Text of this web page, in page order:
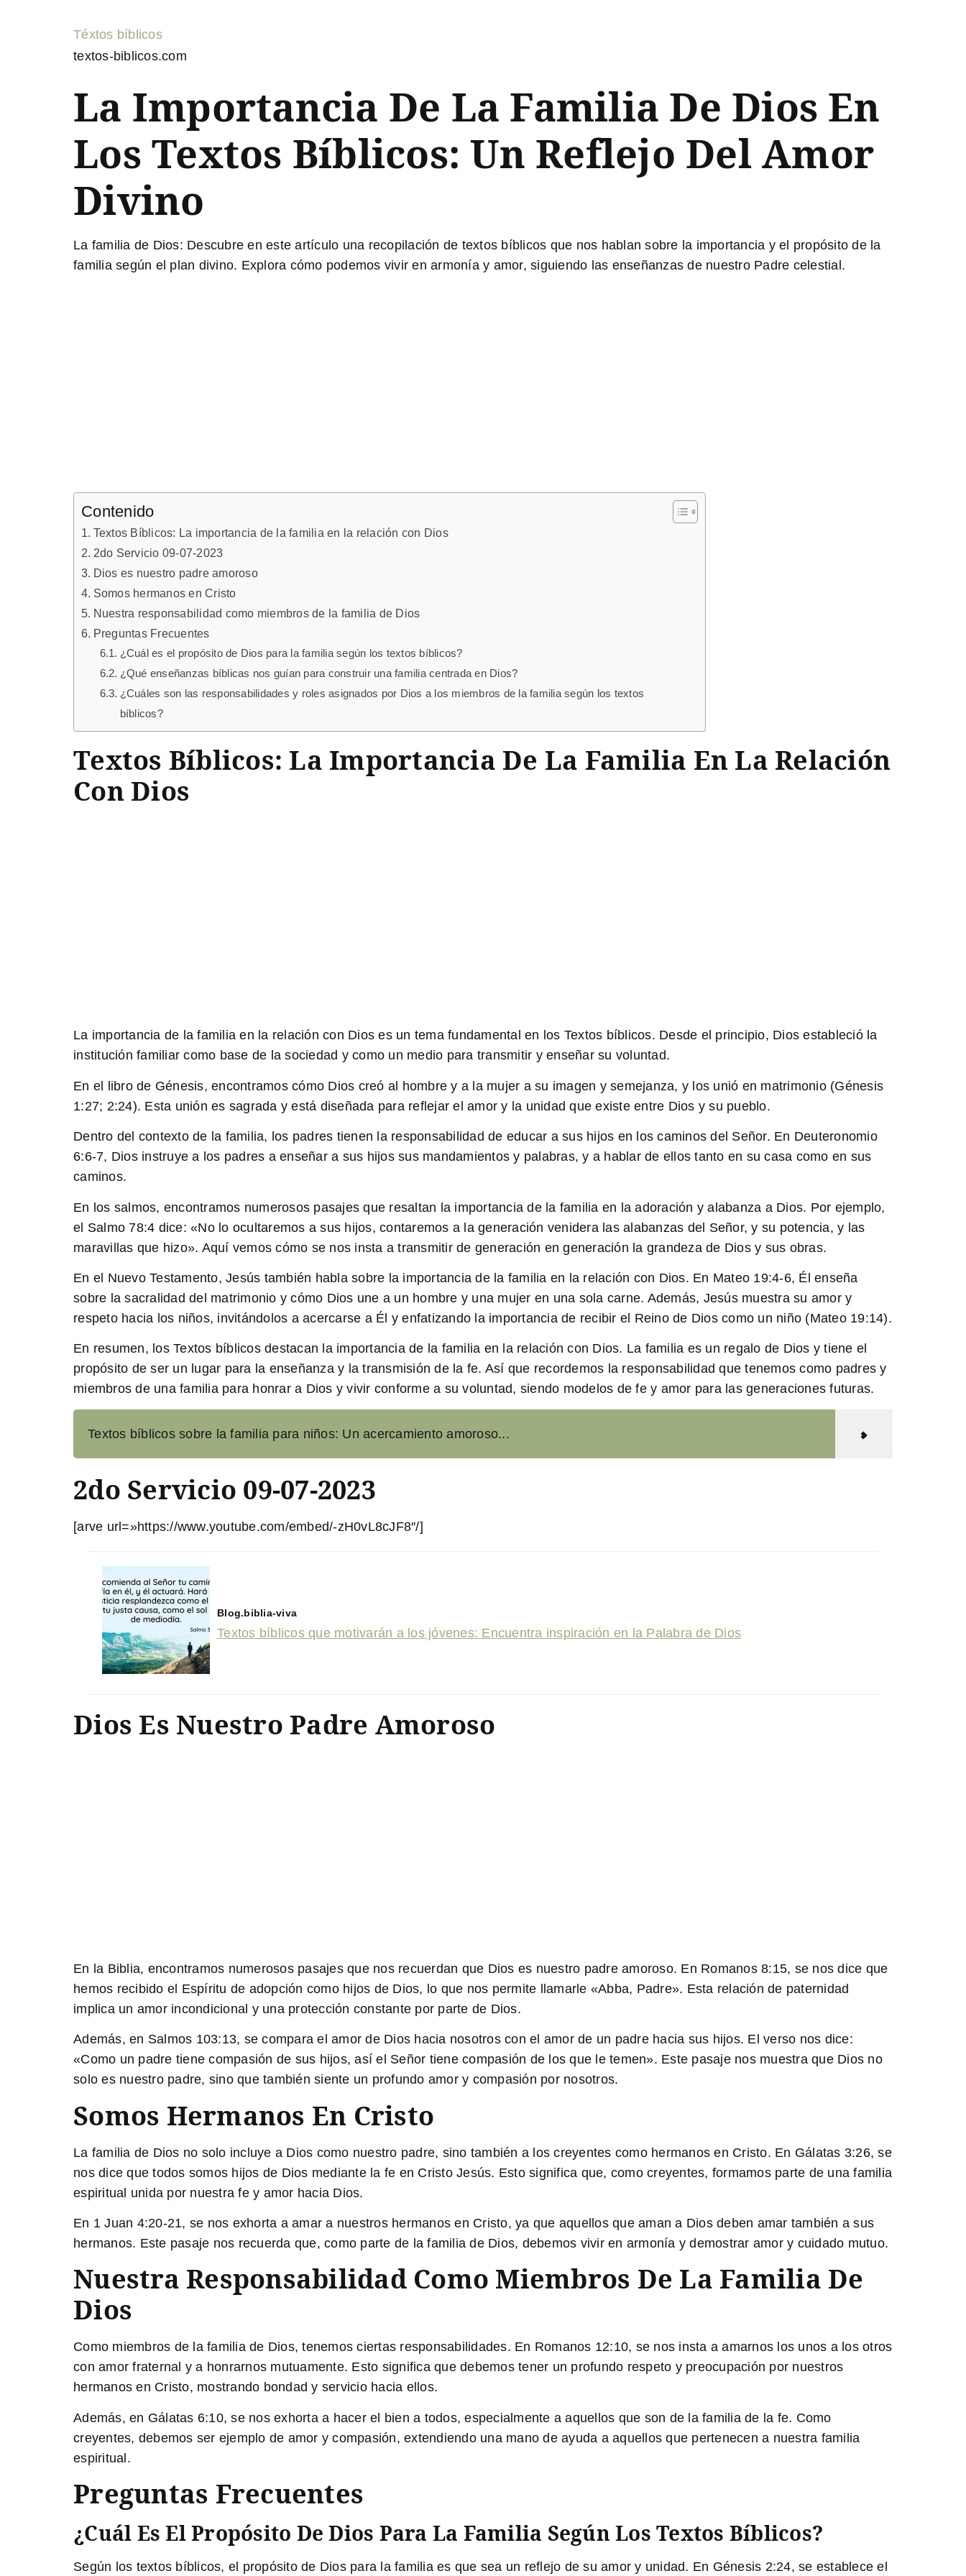
Téxtos bíblicos
textos-biblicos.com
La Importancia De La Familia De Dios En
Los Textos Bíblicos: Un Reflejo Del Amor
Divino
La familia de Dios: Descubre en este artículo una recopilación de textos bíblicos que nos hablan sobre la importancia y el propósito de la
familia según el plan divino. Explora cómo podemos vivir en armonía y amor, siguiendo las enseñanzas de nuestro Padre celestial.
Contenido
Textos Bíblicos: La importancia de la familia en la relación con Dios
2do Servicio 09-07-2023
Dios es nuestro padre amoroso
Somos hermanos en Cristo
Nuestra responsabilidad como miembros de la familia de Dios
Preguntas Frecuentes
¿Cuál es el propósito de Dios para la familia según los textos bíblicos?
¿Qué enseñanzas bíblicas nos guían para construir una familia centrada en Dios?
¿Cuáles son las responsabilidades y roles asignados por Dios a los miembros de la familia según los textos
bíblicos?
Textos Bíblicos: La Importancia De La Familia En La Relación
Con Dios
La importancia de la familia en la relación con Dios es un tema fundamental en los Textos bíblicos. Desde el principio, Dios estableció la
institución familiar como base de la sociedad y como un medio para transmitir y enseñar su voluntad.
En el libro de Génesis, encontramos cómo Dios creó al hombre y a la mujer a su imagen y semejanza, y los unió en matrimonio (Génesis
1:27; 2:24). Esta unión es sagrada y está diseñada para reflejar el amor y la unidad que existe entre Dios y su pueblo.
Dentro del contexto de la familia, los padres tienen la responsabilidad de educar a sus hijos en los caminos del Señor. En Deuteronomio
6:6-7, Dios instruye a los padres a enseñar a sus hijos sus mandamientos y palabras, y a hablar de ellos tanto en su casa como en sus
caminos.
En los salmos, encontramos numerosos pasajes que resaltan la importancia de la familia en la adoración y alabanza a Dios. Por ejemplo,
el Salmo 78:4 dice: «No lo ocultaremos a sus hijos, contaremos a la generación venidera las alabanzas del Señor, y su potencia, y las
maravillas que hizo». Aquí vemos cómo se nos insta a transmitir de generación en generación la grandeza de Dios y sus obras.
En el Nuevo Testamento, Jesús también habla sobre la importancia de la familia en la relación con Dios. En Mateo 19:4-6, Él enseña
sobre la sacralidad del matrimonio y cómo Dios une a un hombre y una mujer en una sola carne. Además, Jesús muestra su amor y
respeto hacia los niños, invitándolos a acercarse a Él y enfatizando la importancia de recibir el Reino de Dios como un niño (Mateo 19:14).
En resumen, los Textos bíblicos destacan la importancia de la familia en la relación con Dios. La familia es un regalo de Dios y tiene el
propósito de ser un lugar para la enseñanza y la transmisión de la fe. Así que recordemos la responsabilidad que tenemos como padres y
miembros de una familia para honrar a Dios y vivir conforme a su voluntad, siendo modelos de fe y amor para las generaciones futuras.
Textos bíblicos sobre la familia para niños: Un acercamiento amoroso...
2do Servicio 09-07-2023
[arve url=»https://www.youtube.com/embed/-zH0vL8cJF8″/]
Blog.biblia-viva
Textos bíblicos que motivarán a los jóvenes: Encuentra inspiración en la Palabra de Dios
Dios Es Nuestro Padre Amoroso
En la Biblia, encontramos numerosos pasajes que nos recuerdan que Dios es nuestro padre amoroso. En Romanos 8:15, se nos dice que
hemos recibido el Espíritu de adopción como hijos de Dios, lo que nos permite llamarle «Abba, Padre». Esta relación de paternidad
implica un amor incondicional y una protección constante por parte de Dios.
Además, en Salmos 103:13, se compara el amor de Dios hacia nosotros con el amor de un padre hacia sus hijos. El verso nos dice:
«Como un padre tiene compasión de sus hijos, así el Señor tiene compasión de los que le temen». Este pasaje nos muestra que Dios no
solo es nuestro padre, sino que también siente un profundo amor y compasión por nosotros.
Somos Hermanos En Cristo
La familia de Dios no solo incluye a Dios como nuestro padre, sino también a los creyentes como hermanos en Cristo. En Gálatas 3:26, se
nos dice que todos somos hijos de Dios mediante la fe en Cristo Jesús. Esto significa que, como creyentes, formamos parte de una familia
espiritual unida por nuestra fe y amor hacia Dios.
En 1 Juan 4:20-21, se nos exhorta a amar a nuestros hermanos en Cristo, ya que aquellos que aman a Dios deben amar también a sus
hermanos. Este pasaje nos recuerda que, como parte de la familia de Dios, debemos vivir en armonía y demostrar amor y cuidado mutuo.
Nuestra Responsabilidad Como Miembros De La Familia De
Dios
Como miembros de la familia de Dios, tenemos ciertas responsabilidades. En Romanos 12:10, se nos insta a amarnos los unos a los otros
con amor fraternal y a honrarnos mutuamente. Esto significa que debemos tener un profundo respeto y preocupación por nuestros
hermanos en Cristo, mostrando bondad y servicio hacia ellos.
Además, en Gálatas 6:10, se nos exhorta a hacer el bien a todos, especialmente a aquellos que son de la familia de la fe. Como
creyentes, debemos ser ejemplo de amor y compasión, extendiendo una mano de ayuda a aquellos que pertenecen a nuestra familia
espiritual.
Preguntas Frecuentes
¿Cuál Es El Propósito De Dios Para La Familia Según Los Textos Bíblicos?
Según los textos bíblicos, el propósito de Dios para la familia es que sea un reflejo de su amor y unidad. En Génesis 2:24, se establece el